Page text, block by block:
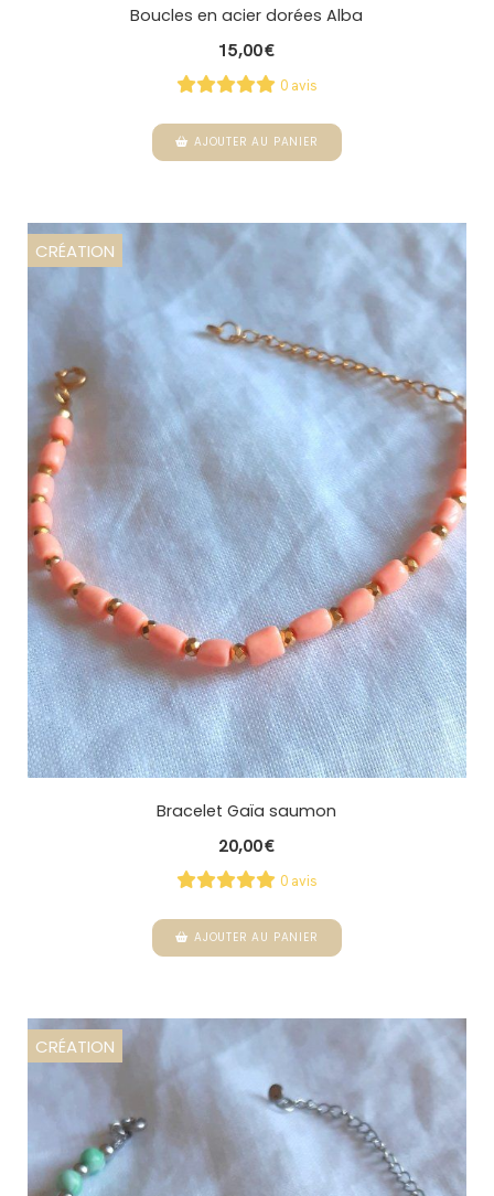
Boucles en acier dorées Alba
15,00€
0 avis
AJOUTER AU PANIER
CRÉATION
Bracelet Gaïa saumon
20,00€
0 avis
AJOUTER AU PANIER
CRÉATION